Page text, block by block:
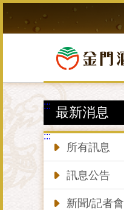
到
塊
:::
:::
最新消息
所有訊息
訊息公告
新聞/記者會